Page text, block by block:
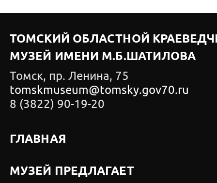
ТОМСКИЙ ОБЛАСТНОЙ
МУЗЕЙ ИМЕНИ М.Б.ШАТИЛОВА
Томск, пр. Ленина, 75
tomskmuseum@tomsky.gov70.ru
8 (3822) 90-19-20
ГЛАВНАЯ
МУЗЕЙ ПРЕДЛАГАЕТ